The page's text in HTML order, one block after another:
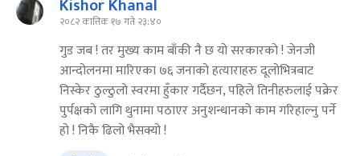
Kishor Khanal
२०८२ कात्तिक १७ गते २३:४०
गुड जब ! तर मुख्य काम बाँकी नै छ यो सरकारको ! जेनजी
आन्दोलनमा मारिएका ७६ जनाको हत्याराहरु दूलोभित्रबाट
निस्केर ठुल्ठुलो स्वरमा हुँकार गर्दैछन, पहिले तिनीहरुलाई पक्रेर
पुर्पक्षको लागि थुनामा पठाएर अनुशन्धानको काम गरिहाल्नु पर्ने
हो ! निकै ढिलो भैसक्यो !